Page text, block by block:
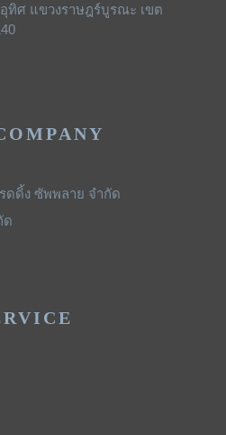
ทิศ แขวงราษฎร์บูรณะ เขต
ดดิ้ง ซัพพลาย จำกัด
ด